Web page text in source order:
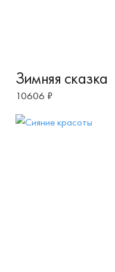
Зимняя сказка
10606 ₽